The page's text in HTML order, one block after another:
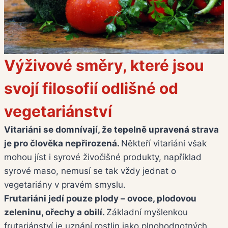
Výživové směry, které jsou
svojí filosofií odlišné od
vegetariánství
Vitariáni se domnívají, že tepelně upravená strava
je pro člověka nepřirozená. Někteří vitariáni však
mohou jíst i syrové živočišné produkty, například
syrové maso, nemusí se tak vždy jednat o
vegetariány v pravém smyslu.
Frutariáni jedí pouze plody – ovoce, plodovou
zeleninu, ořechy a obilí. Základní myšlenkou